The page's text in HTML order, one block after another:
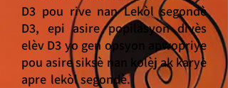
D3 pou rive nan Lekòl segondè
D3, epi asire popilasyon divès
elèv D3 yo gen opsyon apwopriye
pou asire siksè nan kolèj ak karyè
apre lekòl segondè.